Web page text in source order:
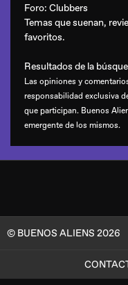
Foro: Clubbers
Temas que suenan,
favoritos.
Resultados de la
Las opiniones y
responsabilidad exclusiva
que participan. Buenos
emergente de los mismos.
© BUENOS ALIENS 2026